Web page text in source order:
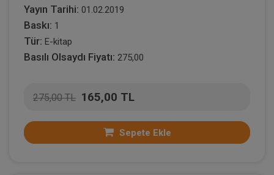
Yayın Tarihi: 01.02.2019
Baskı: 1
Tür: E-kitap
Basılı Olsaydı Fiyatı: 275,00
275,00 TL 165,00 TL
Sepete Ekle